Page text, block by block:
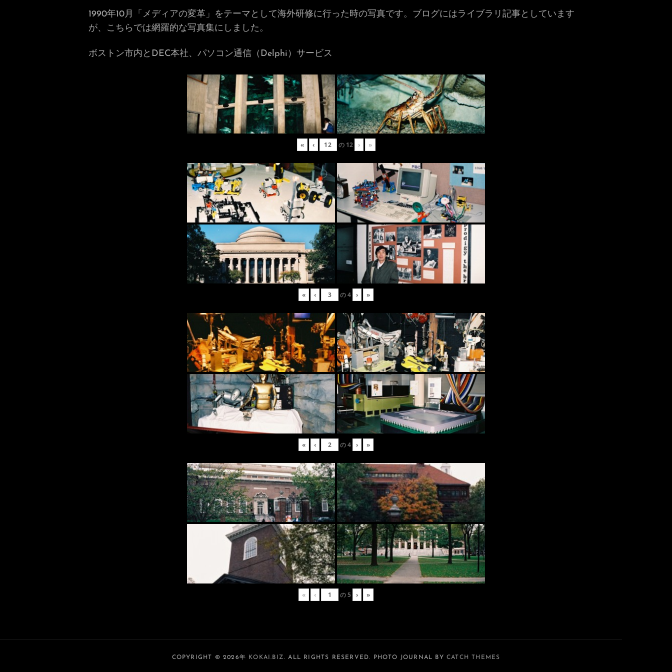
1990年10月「メディアの変革」をテーマとして海外研修に行った時の写真です。ブログにはライブラリ記事としています
が、こちらでは網羅的な写真集にしました。
ボストン市内とDEC本社、パソコン通信（Delphi）サービス
« ‹ の 12 › »
« ‹ の4 › »
« ‹ の4 › »
« ‹ の5 › »
COPYRIGHT © 2026年 KOKAI.BIZ. ALL RIGHTS RESERVED. PHOTO JOURNAL BYCATCH THEMES